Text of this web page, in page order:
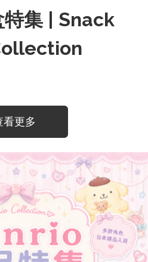
特集 | Snack
看更多